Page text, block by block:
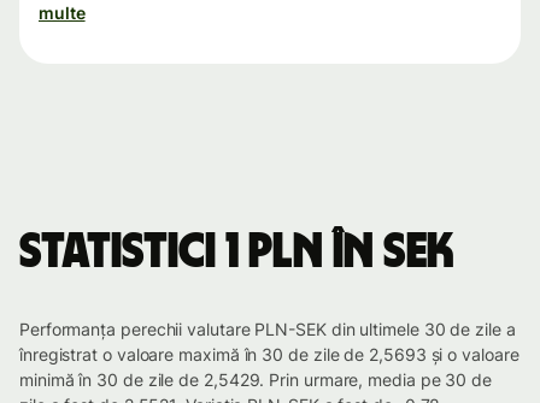
multe
Statistici 1 PLN în SEK
Performanța perechii valutare PLN-SEK din ultimele 30 de zile a
înregistrat o valoare maximă în 30 de zile de 2,5693 și o valoare
minimă în 30 de zile de 2,5429. Prin urmare, media pe 30 de